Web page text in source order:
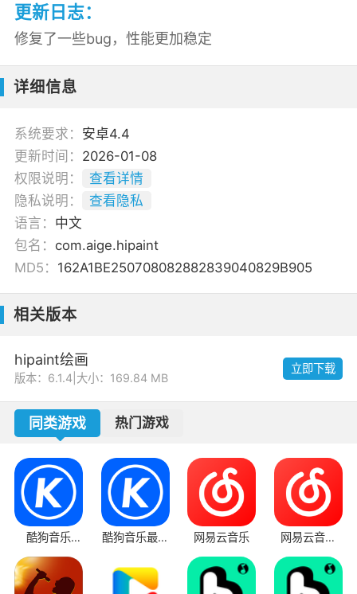
更新日志：
修复了一些bug，性能更加稳定
详细信息
系统要求： 安卓4.4
更新时间： 2026-01-08
权限说明：
查看详情
隐私说明：
查看隐私
语言： 中文
包名： com.aige.hipaint
MD5： 162A1BE250708082882839040829B905
相关版本
hipaint绘画
版本：6.1.4| 大小：169.84 MB
立即下载
同类游戏 热门游戏
酷狗音乐
2025免费版
酷狗音乐最新
网易云音乐
网易云音乐
app